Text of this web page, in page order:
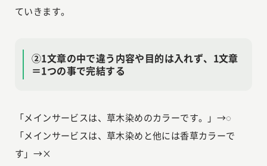
ていきます。
②1文章の中で違う内容や目的は入れず、1文章
＝1つの事で完結する
「メインサービスは、草木染めのカラーです。」→◌
「メインサービスは、草木染めと他には香草カラーで
す」→×